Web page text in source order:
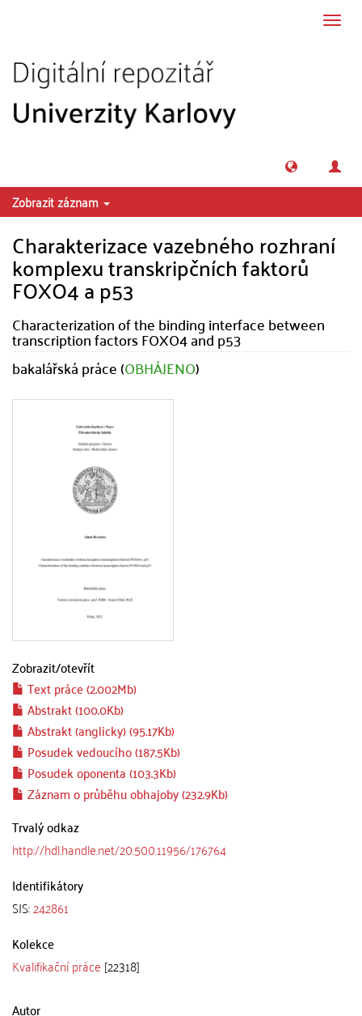
Zobrazit záznam
Charakterizace vazebného rozhraní
komplexu transkripčních faktorů
FOXO4 a p53
Characterization of the binding interface between
transcription factors FOXO4 and p53
bakalářská práce (OBHÁJENO)
Zobrazit/otevřít
Text práce (2.002Mb)
Abstrakt (100.0Kb)
Abstrakt (anglicky) (95.17Kb)
Posudek vedoucího (187.5Kb)
Posudek oponenta (103.3Kb)
Záznam o průběhu obhajoby (232.9Kb)
Trvalý odkaz
http://hdl.handle.net/20.500.11956/176764
Identifikátory
SIS:242861
Kolekce
Kvalifikační práce [22318]
Autor